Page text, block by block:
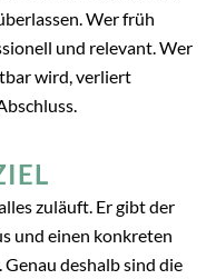
Wer früh
und relevant. Wer
wird, verliert
zuläuft. Er gibt der
und einen konkreten
deshalb sind die